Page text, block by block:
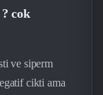
cok
ve siperm
cikti ama